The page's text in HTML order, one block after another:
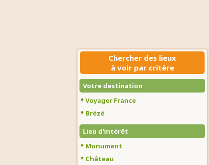
Chercher des lieux
à voir par critère
Votre destination
Voyager France
Brézé
Lieu d'intérêt
Monument
Château